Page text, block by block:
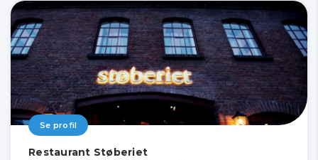
Se profil
Restaurant Støberiet